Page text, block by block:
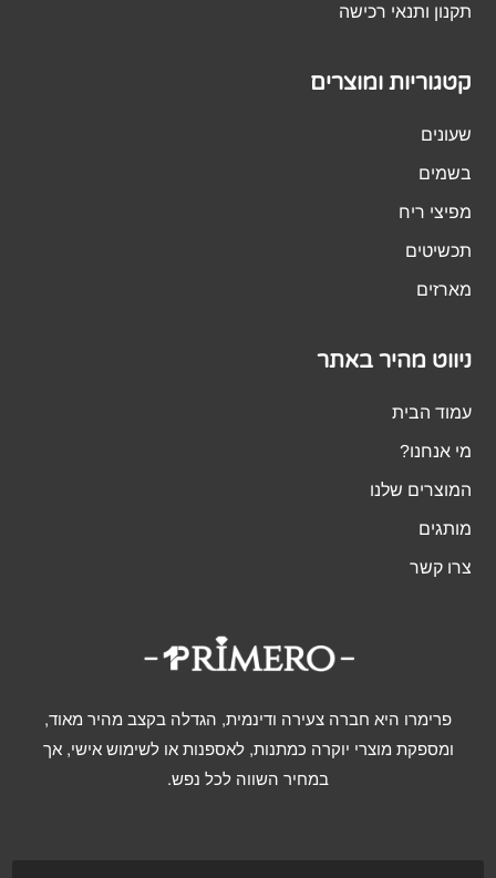
תקנון ותנאי רכישה
קטגוריות ומוצרים
שעונים
בשמים
מפיצי ריח
תכשיטים
מארזים
ניווט מהיר באתר
עמוד הבית
מי אנחנו?
המוצרים שלנו
מותגים
צרו קשר
פרימרו היא חברה צעירה ודינמית, הגדלה בקצב מהיר מאוד,
ומספקת מוצרי יוקרה כמתנות, לאספנות או לשימוש אישי, אך
במחיר השווה לכל נפש.